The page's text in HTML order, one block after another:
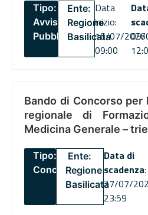
Tipo:
Avviso
Pubblico
Ente:
Regione
Basilicata
Data
inizio:
16/07/2026
09:00
09/
Bando di Concorso per
regionale di
Medicina Generale –
Tipo:
Concorsi
Ente:
Regione
Basilicata
Data di
scadenza:
27/07/
23:59